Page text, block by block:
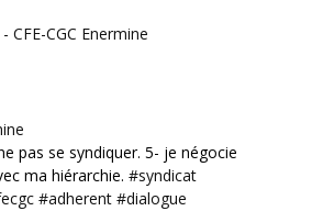
CGC Enermine
pas se syndiquer. 5- je négocie
ma hiérarchie. #syndicat
#adherent #dialogue